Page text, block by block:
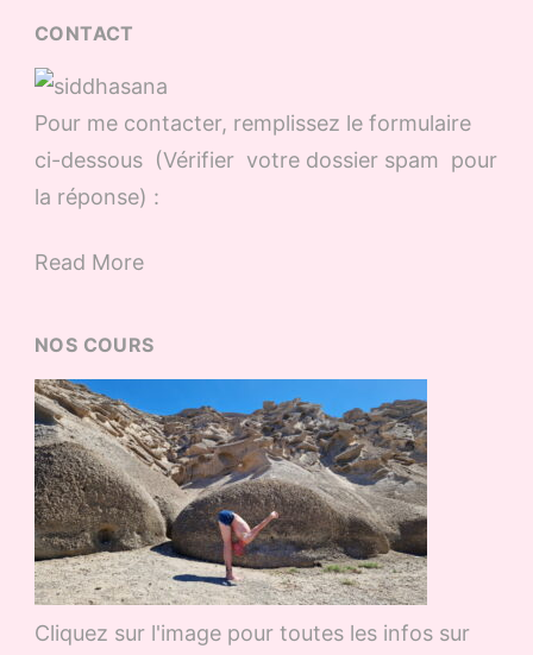
CONTACT
Pour me contacter, remplissez le formulaire
ci-dessous (Vérifier votre dossier spam pour
la réponse) :
Read More
NOS COURS
Cliquez sur l'image pour toutes les infos sur